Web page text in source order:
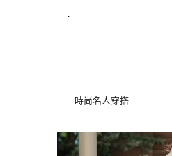
.
時尚名人穿搭